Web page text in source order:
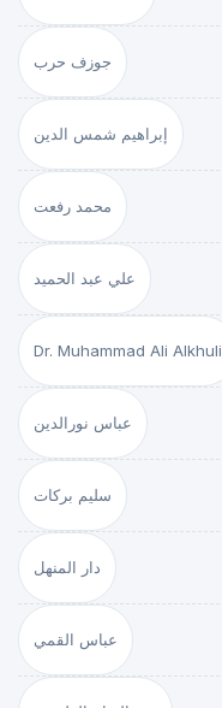
جوزف حرب
إبراهيم شمس الدين
محمد رفعت
علي عبد الحميد
Dr. Muhammad Ali Alkhuli
عباس نورالدين
سليم بركات
دار المنهل
عباس القمي